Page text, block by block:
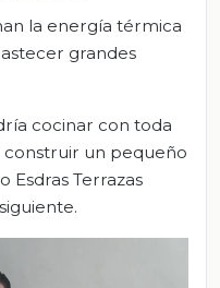
la energía térmica
grandes
cocinar con toda
construir un pequeño
Esdras Terrazas